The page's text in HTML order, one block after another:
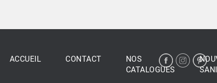
ACCUEIL CONTACT
NOS
CATALOGUES